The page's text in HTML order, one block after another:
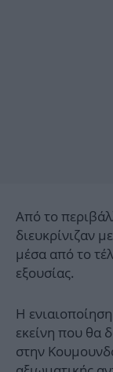
Από το
διευκρίνιζαν
μέσα από το
εξουσίας.
Η
εκείνη που θα
στην